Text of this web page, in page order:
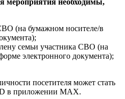
(на бумажном носителе/в
семьи участника СВО (на
электронного документа);
посетителя может стать
в приложении MAX.